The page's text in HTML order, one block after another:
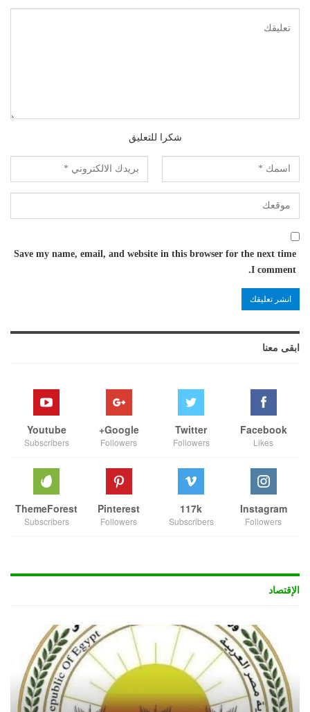
شكرا للتعليق
Save my name, email, and website in this browser for the next time
I comment.
ابقى معنا
Facebook
Likes
Twitter
Followers
Google+
Followers
Youtube
Subscribers
Instagram
Followers
117k
Subscribers
Pinterest
Followers
ThemeForest
Subscribers
الإقتصاد